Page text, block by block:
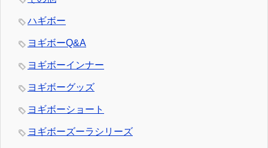
ハギボー
ヨギボーQ&A
ヨギボーインナー
ヨギボーグッズ
ヨギボーショート
ヨギボーズーラシリーズ